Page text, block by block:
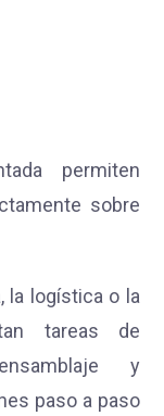
permiten
sobre
la logística o la
tareas de
y
paso a paso